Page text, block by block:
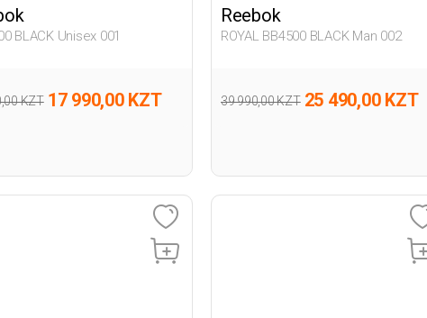
BLACK Unisex 001
KZT 17 990,00 KZT
Reebok
ROYAL BB4500 BLACK Man 002
39 990,00 KZT 25 490,00 KZT